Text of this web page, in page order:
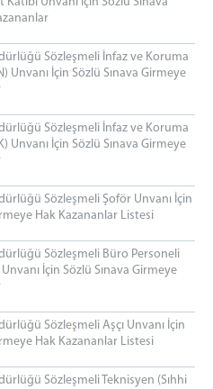
Sözleşmeli İnfaz ve Koruma
Unvanı İçin Sözlü Sınava Girmeye
Sözleşmeli İnfaz ve Koruma
Unvanı İçin Sözlü Sınava Girmeye
Sözleşmeli Şoför Unvanı İçin
Hak Kazananlar Listesi
Sözleşmeli Büro Personeli
İçin Sözlü Sınava Girmeye
Sözleşmeli Aşçı Unvanı İçin
Hak Kazananlar Listesi
Sözleşmeli Teknisyen (Sıhhi